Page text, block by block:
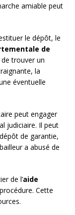
amiable peut
le dépôt, le
de
trouver un
la
éventuelle
peut engager
judiciaire. Il peut
de garantie,
a abusé de
de l’aide
Cette